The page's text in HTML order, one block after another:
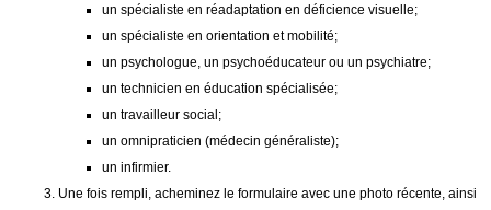
un spécialiste en réadaptation en déficience visuelle;
un spécialiste en orientation et mobilité;
un psychologue, un psychoéducateur ou un psychiatre;
un technicien en éducation spécialisée;
un travailleur social;
un omnipraticien (médecin généraliste);
un infirmier.
Une fois rempli, acheminez le formulaire avec une photo récente, ainsi